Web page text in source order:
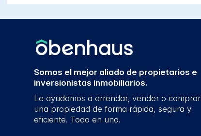
Somos el mejor aliado de propietarios e
inversionistas inmobiliarios.
Le ayudamos a arrendar, vender o comprar
una propiedad de forma rápida, segura y
eficiente. Todo en uno.